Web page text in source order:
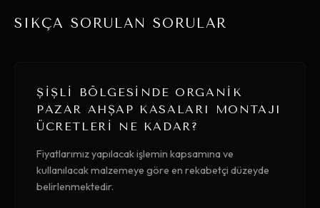
SIKÇA SORULAN SORULAR
ŞIŞLI BÖLGESINDE ORGANIK
PAZAR AHŞAP KASALARI MONTAJI
ÜCRETLERI NE KADAR?
Fiyatlarımız yapılacak işlemin kapsamına ve
kullanılacak malzemeye göre en rekabetçi düzeyde
belirlenmektedir.